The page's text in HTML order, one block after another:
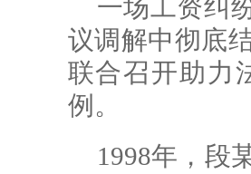
一场工资纠
议调解中彻底
联合召开助力
例。
1998年，段